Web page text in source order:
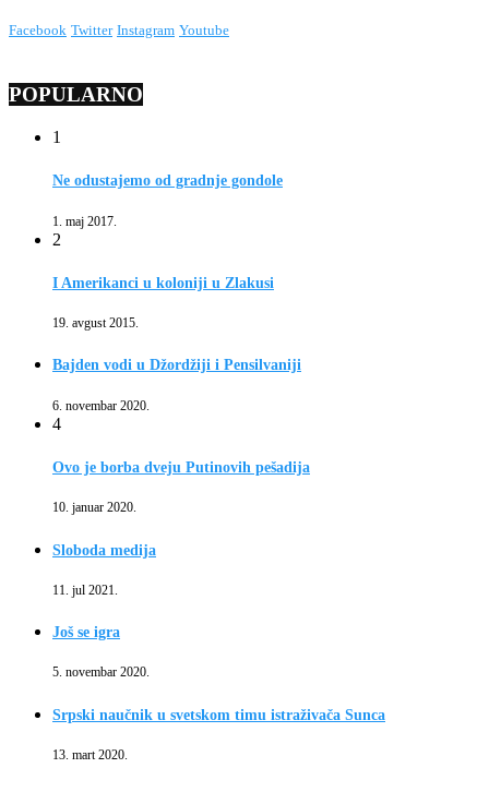
Facebook Twitter Instagram Youtube
POPULARNO
1
Ne odustajemo od gradnje gondole
1. maj 2017.
2
I Amerikanci u koloniji u Zlakusi
19. avgust 2015.
Bajden vodi u Džordžiji i Pensilvaniji
6. novembar 2020.
4
Ovo je borba dveju Putinovih pešadija
10. januar 2020.
Sloboda medija
11. jul 2021.
Još se igra
5. novembar 2020.
Srpski naučnik u svetskom timu istraživača Sunca
13. mart 2020.